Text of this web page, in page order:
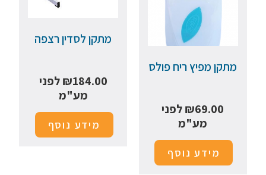
מתקן מפיץ ריח פולס
₪69.00
לפני
מע"מ
מידע נוסף
מתקן לסדין רצפה
₪184.00
לפני
מע"מ
מידע נוסף